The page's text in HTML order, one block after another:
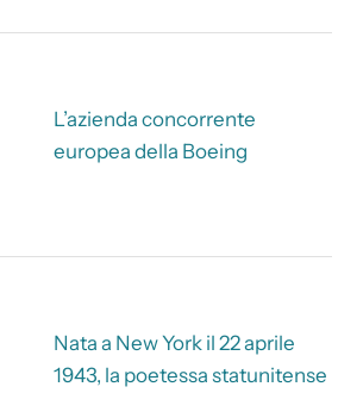
L’azienda concorrente
europea della Boeing
Nata a New York il 22 aprile
1943, la poetessa statunitense